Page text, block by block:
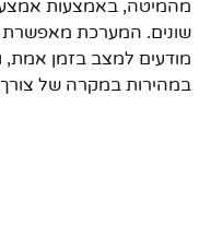
מהמיטה, באמצעות
שונים. המערכת מאפשרת
מודעים למצב בזמן אמת,
במהירות במקרה של